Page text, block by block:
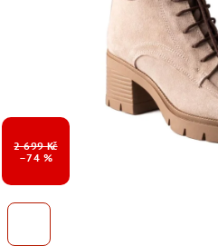
2 699 Kč
–74 %